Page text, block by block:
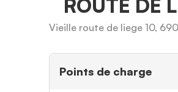
ROUTE DE
Vieille route de liege 10,
Points de charge